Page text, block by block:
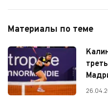
Материалы по теме